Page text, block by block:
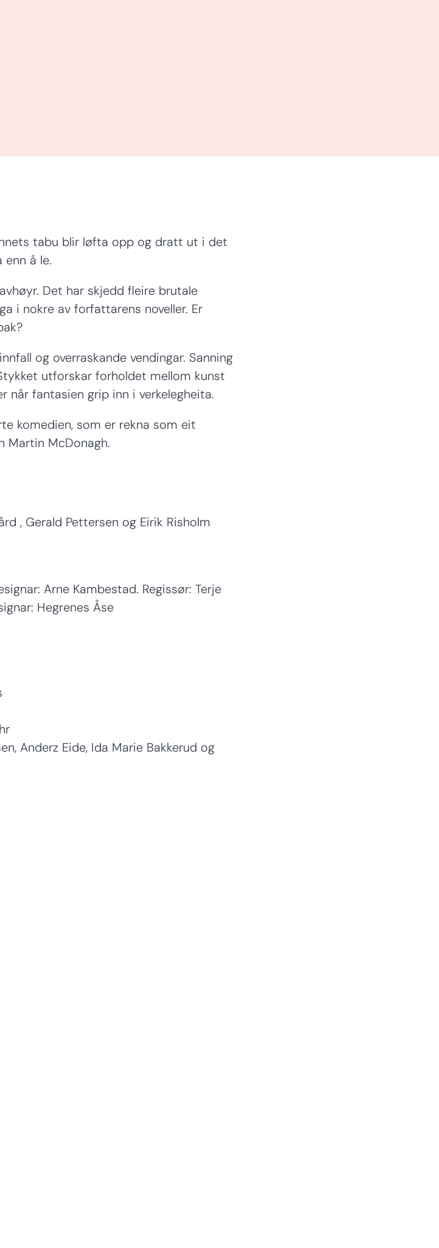
tabu blir løfta opp og dratt ut i det
å le.
Det har skjedd fleire brutale
i nokre av forfattarens noveller. Er
og overraskande vendingar. Sanning
utforskar forholdet mellom kunst
når fantasien grip inn i verkelegheita.
komedien, som er rekna som eit
Martin McDonagh.
, Gerald Pettersen og Eirik Risholm
Arne Kambestad. Regissør: Terje
Hegrenes Åse
Anderz Eide, Ida Marie Bakkerud og